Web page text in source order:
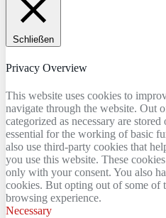
Schließen
Privacy Overview
This website uses cookies to
navigate through the website. Out
categorized as necessary are
essential for the working of basic
also use third-party cookies that
you use this website. These
only with your consent. You also
cookies. But opting out of some of
browsing experience.
Necessary